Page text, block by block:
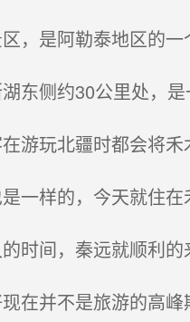
，是阿勒泰地区的一
东侧约30公里处，是
游玩北疆时都会将禾
一样的，今天就住在
时间，秦远就顺利的
在并不是旅游的高峰